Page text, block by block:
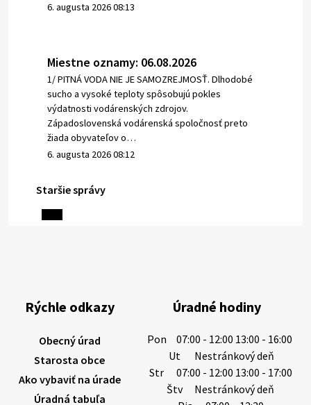
6. augusta 2026 08:13
Miestne oznamy: 06.08.2026
1/ PITNÁ VODA NIE JE SAMOZREJMOSŤ. Dlhodobé
sucho a vysoké teploty spôsobujú pokles
výdatnosti vodárenských zdrojov.
Západoslovenská vodárenská spoločnosť preto
žiada obyvateľov o…
6. augusta 2026 08:12
5. augusta 2026 13:10
hlbokým zármutkom Vám oznamujeme, že vo veku
73 rokov nás opustila Irena Tanková, rodená
5. augusta 2026 12:59
3. augusta 2026 08:45
Staršie správy
Rýchle odkazy
Obecný úrad
Starosta obce
Ako vybaviť na úrade
Úradná tabuľa
Úradné hodiny
Pon
07:00 - 12:00 13:00 - 16:00
Ut
Nestránkový deň
Str
07:00 - 12:00 13:00 - 17:00
Štv
Nestránkový deň